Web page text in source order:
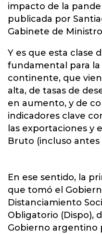
impacto de la
publicada por
Gabinete de
Y es que esta clase
fundamental para la
continente, que
alta, de tasas de
en aumento, y de
indicadores clave
las exportaciones y
Bruto (incluso antes
En ese sentido, la
que tomó el
Distanciamiento
Obligatorio (Dispo),
Gobierno argentino